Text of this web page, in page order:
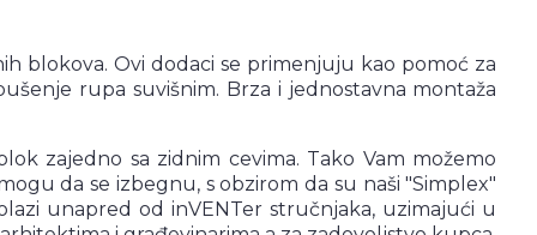
blokova. Ovi dodaci se primenjuju kao pomoć za
rupa suvišnim. Brza i jednostavna montaža
zajedno sa zidnim cevima. Tako Vam možemo
da se izbegnu, s obzirom da su naši "Simplex"
unapred od inVENTer stručnjaka, uzimajući u